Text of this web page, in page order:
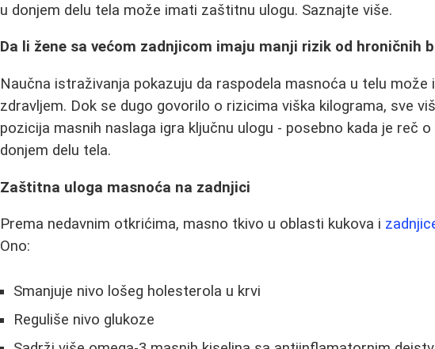
u donjem delu tela može imati zaštitnu ulogu. Saznajte više.
Da li žene sa većom zadnjicom imaju manji rizik od hroničnih
Naučna istraživanja pokazuju da raspodela masnoća u telu može
zdravljem. Dok se dugo govorilo o rizicima viška kilograma, sve
pozicija masnih naslaga igra ključnu ulogu - posebno kada je reč
donjem delu tela.
Zaštitna uloga masnoća na zadnjici
Prema nedavnim otkrićima, masno tkivo u oblasti kukova i
Ono:
Smanjuje nivo lošeg holesterola u krvi
Reguliše nivo glukoze